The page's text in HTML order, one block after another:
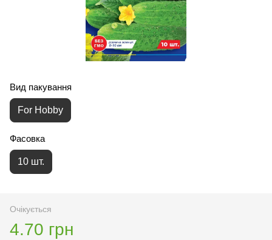
Вид пакування
For Hobby
Фасовка
10 шт.
Очікується
4.70 грн